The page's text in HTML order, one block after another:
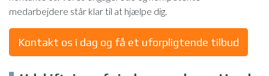
medarbejdere står klar til at hjælpe dig.
Kontakt os i dag og få et uforpligtende tilbud